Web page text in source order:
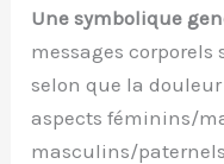
Une symbolique
messages
selon que la
aspects féminins/
masculins/